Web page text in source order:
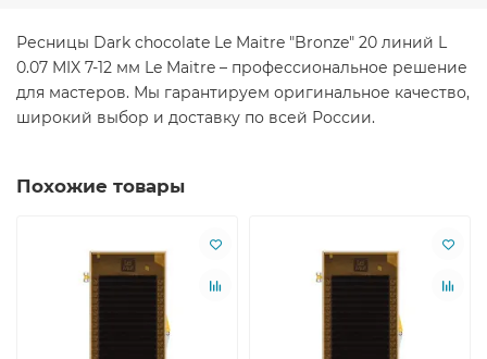
Ресницы Dark chocolate Le Maitre "Bronze" 20 линий L
0.07 MIX 7-12 мм Le Maitre – профессиональное решение
для мастеров. Мы гарантируем оригинальное качество,
широкий выбор и доставку по всей России.
Похожие товары